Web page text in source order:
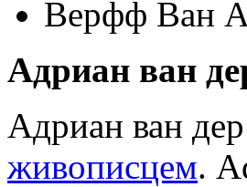
Верфф Ван
Адриан ван
Адриан ван
живописцем.